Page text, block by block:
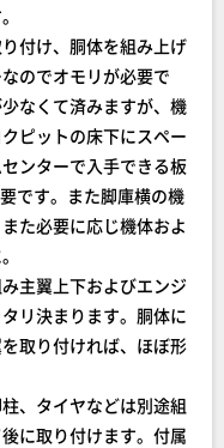
付け、胴体を組み上げ
のでオモリが必要で
なくて済みますが、機
ピットの床下にスペー
ンターで入手できる板
です。また脚庫横の機
た必要に応じ機体およ
主翼上下およびエンジ
リ決まります。胴体に
取り付ければ、ほぼ形
、タイヤなどは別途組
に取り付けます。付属